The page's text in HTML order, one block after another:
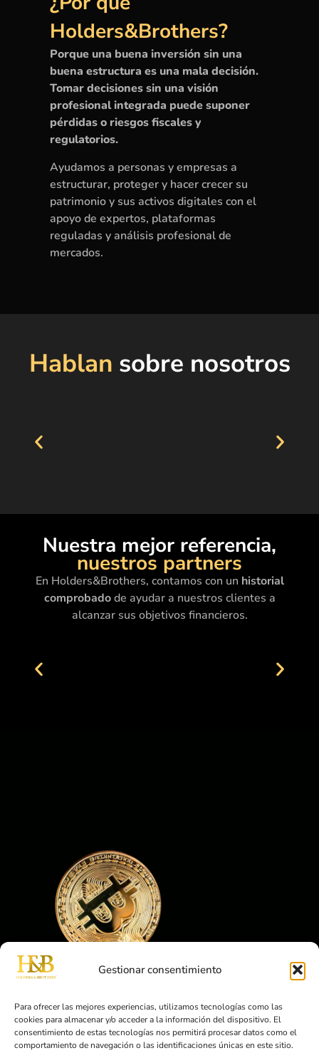
Gestionar consentimiento
Para ofrecer las mejores experiencias, utilizamos tecnologías como las
cookies para almacenar y/o acceder a la información del dispositivo. El
consentimiento de estas tecnologías nos permitirá procesar datos como el
comportamiento de navegación o las identificaciones únicas en este sitio.
Holders&Brothers?
Porque una buena inversión sin una
buena estructura es una mala decisión.
Tomar decisiones sin una visión
profesional integrada puede suponer
pérdidas o riesgos fiscales y
regulatorios.
Ayudamos a personas y empresas a
estructurar, proteger y hacer crecer su
patrimonio y sus activos digitales con el
apoyo de expertos, plataformas
reguladas y análisis profesional de
mercados.
Hablan sobre nosotros
Nuestra mejor referencia,
nuestros partners
En Holders&Brothers, contamos con un historial
comprobadode ayudar a nuestros clientes a
alcanzar sus objetivos financieros.